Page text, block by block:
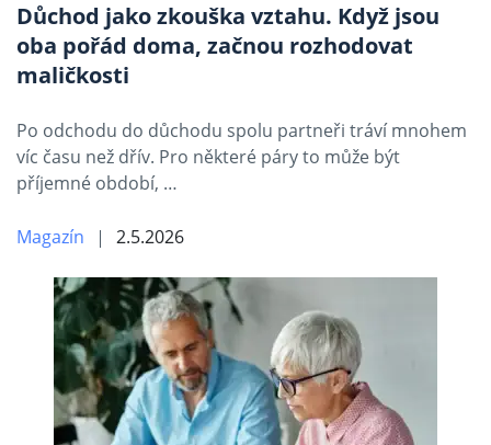
Důchod jako zkouška vztahu. Když jsou
oba pořád doma, začnou rozhodovat
maličkosti
Po odchodu do důchodu spolu partneři tráví mnohem
víc času než dřív. Pro některé páry to může být
příjemné období, …
Magazín 2.5.2026